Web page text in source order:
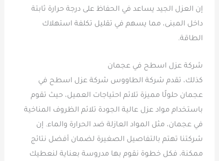
إن العزل الجيد يساعد في الحفاظ على درجة حرارة ثابتة
داخل المبنى، مما يسهم في تقليل تكلفة استهلاك
الطاقة.
شركة عزل اسطح في عجمان
كذلك، تقدم شركة الطاووس شركة عزل اسطح في
عجمان حلولًا مميزة تلائم احتياجات العميل، حيث تقوم
باستخدام مواد عزل عالية الجودة تلائم الظروف المناخية
في عجمان، مثل المواد العازلة ضد الحرارة والماء. إن
شركتنا تهتم بالتفاصيل الصغيرة لضمان أفضل نتائج
ممكنة، فكل خطوة نقوم بها مدروسة بعناية لنعطيك